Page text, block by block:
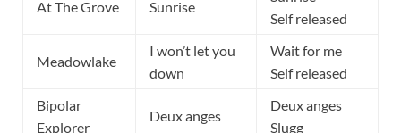
At The Grove Sunrise
Self released
Meadowlake
I won’t let you
down
Wait for me
Self released
Bipolar
Explorer
Deux anges
Deux anges
Slugg